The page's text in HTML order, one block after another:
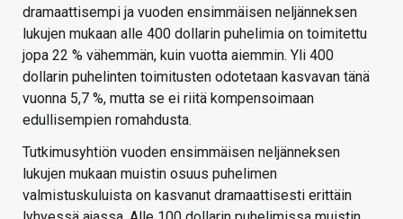
dramaattisempi ja vuoden ensimmäisen neljänneksen
lukujen mukaan alle 400 dollarin puhelimia on toimitettu
jopa 22 % vähemmän, kuin vuotta aiemmin. Yli 400
dollarin puhelinten toimitusten odotetaan kasvavan tänä
vuonna 5,7 %, mutta se ei riitä kompensoimaan
edullisempien romahdusta.
Tutkimusyhtiön vuoden ensimmäisen neljänneksen
lukujen mukaan muistin osuus puhelimen
valmistuskuluista on kasvanut dramaattisesti erittäin